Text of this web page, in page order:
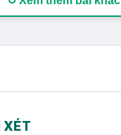
XÉT